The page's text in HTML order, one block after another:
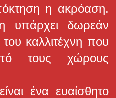
η ακρόαση.
υπάρχει δωρεάν
καλλιτέχνη που
τους χώρους
ένα ευαίσθητο